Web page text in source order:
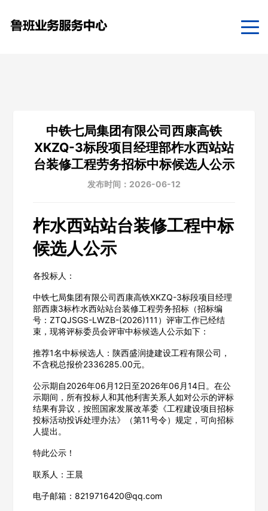
中铁七局集团有限公司西康高铁
XKZQ-3标段项目经理部柞水西站站
台装修工程劳务招标中标候选人公示
发布时间：2026-06-12
柞水西站站台装修工程中标
候选人公示
各投标人：
中铁七局集团有限公司西康高铁XKZQ-3标段项目经理
部西康3标柞水西站站台装修工程劳务招标（招标编
号：ZTQJSGS-LWZB-(2026)111）评审工作已经结
束，现将评标委员会评审中标候选人公示如下：
推荐1名中标候选人：陕西盛润捷建设工程有限公司，
不含税总报价2336285.00元。
公示期自2026年06月12日至2026年06月14日。在公
示期间，所有投标人和其他利害关系人如对公示的评标
结果有异议，按照国家发展改革委《工程建设项目招标
投标活动投诉处理办法》（第11号令）规定，可向招标
人提出。
特此公示！
联系人：王晨
电子邮箱：8219716420@qq.com